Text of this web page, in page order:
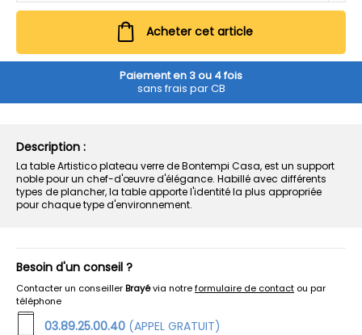
Acheter cet article
Paiement en 3 ou 4 fois
sans frais par CB
Description :
La table Artistico plateau verre de Bontempi Casa, est un support
noble pour un chef-d'œuvre d'élégance. Habillé avec différents
types de plancher, la table apporte l'identité la plus appropriée
pour chaque type d'environnement.
Besoin d'un conseil ?
Contacter un conseillerBrayévia notreformulaire de contact ou par
téléphone
03.89.25.00.40 (APPEL GRATUIT)